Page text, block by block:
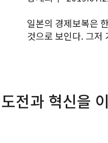
일본의 경제보복은
것으로 보인다. 그저
전과 혁신을